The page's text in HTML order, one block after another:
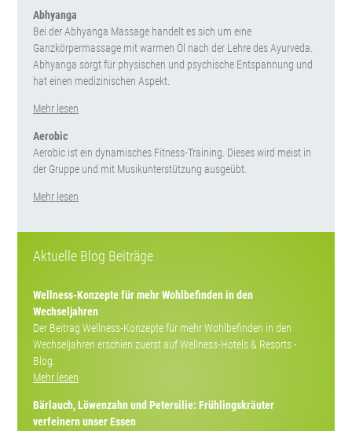
Abhyanga
Bei der Abhyanga Massage handelt es sich um eine
Ganzkörpermassage mit warmen Öl nach der Lehre des Ayurveda.
Abhyanga sorgt für physischen und psychische Entspannung und
hat einen medizinischen Aspekt.
Mehr lesen
Aerobic
Aerobic ist ein dynamisches Fitness-Training. Dieses wird meist in
der Gruppe und mit Musikunterstützung ausgeübt.
Mehr lesen
Aktuelle Blog Beiträge
Wellness-Konzepte für mehr Wohlbefinden in den
Wechseljahren
Der Beitrag Wellness-Konzepte für mehr Wohlbefinden in den
Wechseljahren erschien zuerst auf Wellness-Hotels & Resorts -
Blog.
Mehr lesen
Bärlauch, Löwenzahn und Petersilie: Frühlingskräuter
verfeinern unser Essen